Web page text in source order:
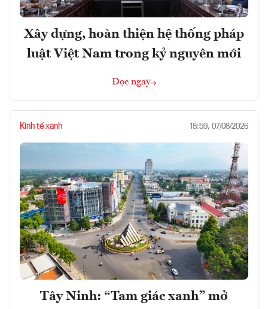
Xây dựng, hoàn thiện hệ thống pháp
luật Việt Nam trong kỷ nguyên mới
Đọc ngay
Kinh tế xanh 18:59, 07/08/2026
Tây Ninh: “Tam giác xanh” mở